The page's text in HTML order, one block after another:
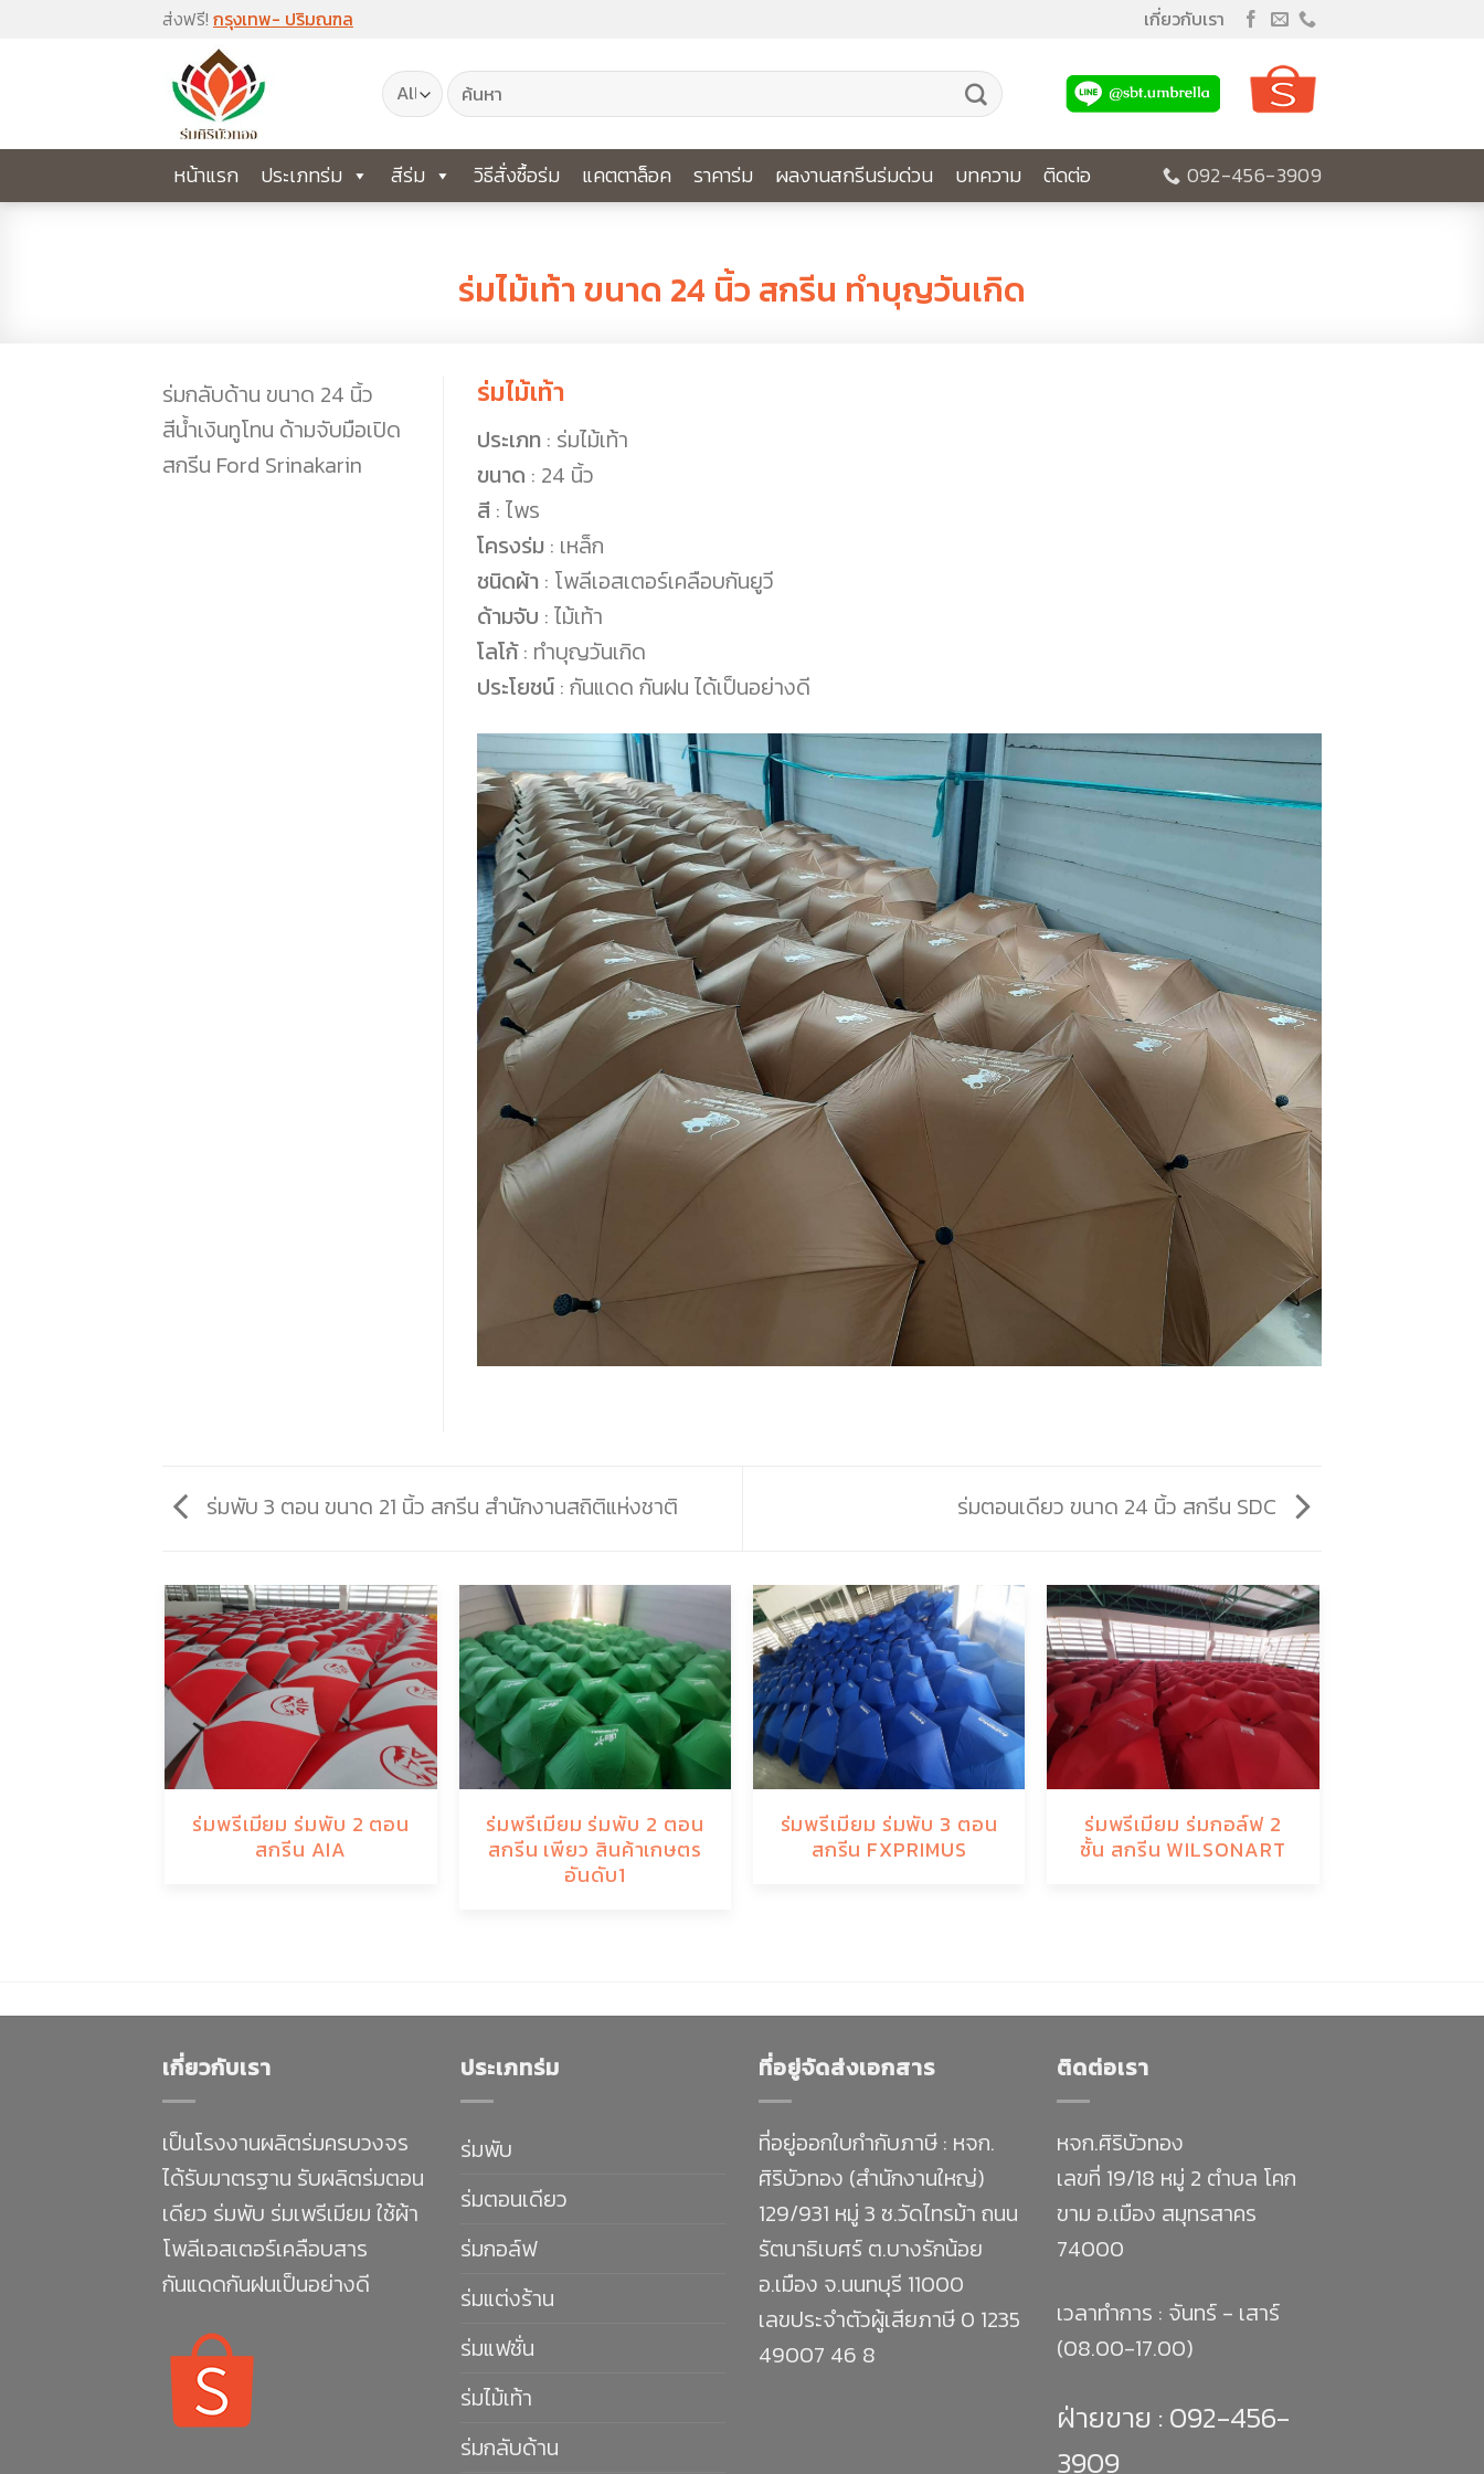
ส่งฟรี! กรุงเทพ- ปริมณฑล เกี่ยวกับเรา
ค้นหา:
หน้าแรก ประเภทร่ม สีร่ม วิธีสั่งซื้อร่ม แคตตาล็อค ราคาร่ม ผลงานสกรีนร่มด่วน บทความ ติดต่อ 092-456-3909
ร่มไม้เท้า ขนาด 24 นิ้ว สกรีน ทำบุญวันเกิด
ร่มกลับด้าน ขนาด 24 นิ้ว
สีน้ำเงินทูโทน ด้ามจับมือเปิด
สกรีน Ford Srinakarin
ร่มไม้เท้า
ประเภท : ร่มไม้เท้า
ขนาด : 24 นิ้ว
สี : ไพร
โครงร่ม : เหล็ก
ชนิดผ้า : โพลีเอสเตอร์เคลือบกันยูวี
ด้ามจับ : ไม้เท้า
โลโก้: ทำบุญวันเกิด
ประโยชน์ : กันแดด กันฝน ได้เป็นอย่างดี
ร่มพับ 3 ตอน ขนาด 21 นิ้ว สกรีน สำนักงานสถิติแห่งชาติ ร่มตอนเดียว ขนาด 24 นิ้ว สกรีน SDC
ร่มพรีเมียม ร่มพับ 2 ตอน
สกรีน AIA
ร่มพรีเมียม ร่มพับ 2 ตอน
สกรีน เพียว สินค้าเกษตร
อันดับ1
ร่มพรีเมียม ร่มพับ 3 ตอน
สกรีน FXPRIMUS
ร่มพรีเมียม ร่มกอล์ฟ 2
ชั้น สกรีน WILSONART
เกี่ยวกับเรา
เป็นโรงงานผลิตร่มครบวงจร
ได้รับมาตรฐาน รับผลิตร่มตอน
เดียว ร่มพับ ร่มเพรีเมียม ใช้ผ้า
โพลีเอสเตอร์เคลือบสาร
กันแดดกันฝนเป็นอย่างดี
ประเภทร่ม
ร่มพับ
ร่มตอนเดียว
ร่มกอล์ฟ
ร่มแต่งร้าน
ร่มแฟชั่น
ร่มไม้เท้า
ร่มกลับด้าน
ที่อยู่จัดส่งเอกสาร
ที่อยู่ออกใบกำกับภาษี : หจก.
ศิริบัวทอง (สำนักงานใหญ่)
129/931 หมู่ 3 ซ.วัดไทรม้า ถนน
รัตนาธิเบศร์ ต.บางรักน้อย
อ.เมือง จ.นนทบุรี 11000
เลขประจำตัวผู้เสียภาษี 0 1235
49007 46 8
ติดต่อเรา
หจก.ศิริบัวทอง
เลขที่ 19/18 หมู่ 2 ตำบล โคก
ขาม อ.เมือง สมุทรสาคร
74000
เวลาทำการ : จันทร์ - เสาร์
(08.00-17.00)
ฝ่ายขาย : 092-456-
3909